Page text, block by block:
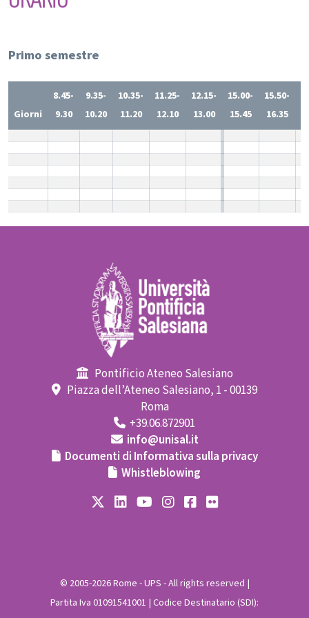
Primo semestre
Giorni
8.45-
9.30
9.35-
10.20
10.35-
11.20
11.25-
12.10
12.15-
13.00
15.00-
15.45
15.50-
16.35
Pontificio Ateneo Salesiano
Piazza dell’Ateneo Salesiano, 1 - 00139
Roma
+39.06.872901
info@unisal.it
Documenti di Informativa sulla privacy
Whistleblowing
© 2005-2026 Rome - UPS - All rights reserved |
Partita Iva 01091541001 | Codice Destinatario (SDI):